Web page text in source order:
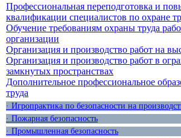
Профессиональная переподготовка и
квалификации специалистов по охране
Обучение требованиям охраны труда
организации
Организация и производство работ на
Организация и производство работ в
замкнутых пространствах
Дополнительное профессиональное
труда
· Игропрактика по безопасности на
· Пожарная безопасность
· Промышленная безопасность